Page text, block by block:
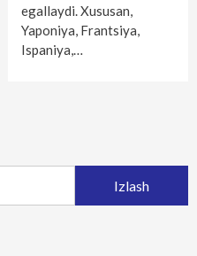
egallaydi. Xususan,
Yaponiya, Frantsiya,
Ispaniya,…